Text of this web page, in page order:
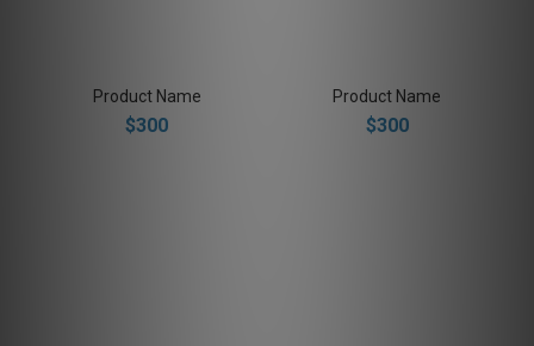
Product Name
$300
Product Name
$300